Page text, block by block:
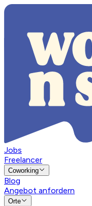
Jobs
Freelancer
Coworking
Blog
Angebot anfordern
Orte